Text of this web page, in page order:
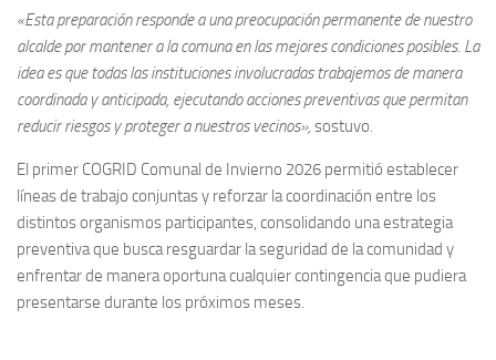
«Esta preparación responde a una preocupación permanente de nuestro
alcalde por mantener a la comuna en las mejores condiciones posibles. La
idea es que todas las instituciones involucradas trabajemos de manera
coordinada y anticipada, ejecutando acciones preventivas que permitan
reducir riesgos y proteger a nuestros vecinos», sostuvo.
El primer COGRID Comunal de Invierno 2026 permitió establecer
líneas de trabajo conjuntas y reforzar la coordinación entre los
distintos organismos participantes, consolidando una estrategia
preventiva que busca resguardar la seguridad de la comunidad y
enfrentar de manera oportuna cualquier contingencia que pudiera
presentarse durante los próximos meses.